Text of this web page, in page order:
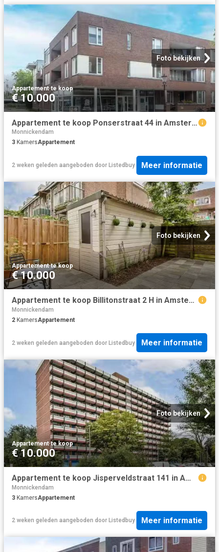
Foto bekijken
Appartement·te koop
€ 10.000
Appartement te koop Ponserstraat 44 in Amsterdam voor € 475.000
Monnickendam
3 KamersAppartement
2 weken geleden aangeboden door Listedbuy Meer informatie
Foto bekijken
Appartement·te koop
€ 10.000
Appartement te koop Billitonstraat 2 H in Amsterdam voor € 415.
Monnickendam
2 KamersAppartement
2 weken geleden aangeboden door Listedbuy Meer informatie
Foto bekijken
Appartement·te koop
€ 10.000
Appartement te koop Jisperveldstraat 141 in Amsterdam voor € 4.
Monnickendam
3 KamersAppartement
2 weken geleden aangeboden door Listedbuy Meer informatie